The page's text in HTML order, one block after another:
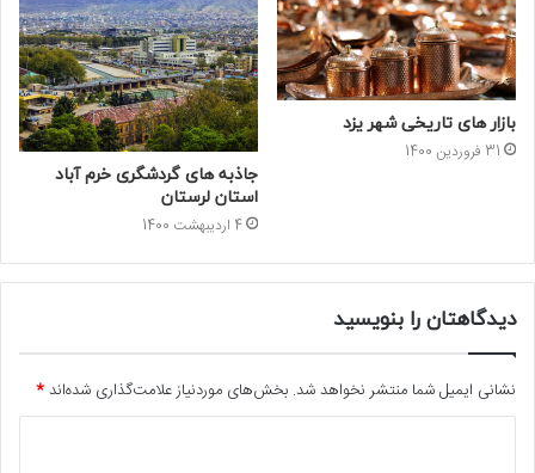
بازار های تاریخی شهر یزد
31 فروردین 1400
جاذبه های گردشگری خرم آباد
استان لرستان
4 اردیبهشت 1400
دیدگاهتان را بنویسید
نشانی ایمیل شما منتشر نخواهد شد. بخش‌های موردنیاز علامت‌گذاری شده‌اند*